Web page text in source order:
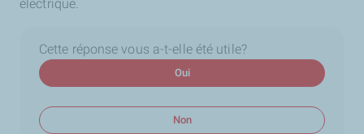
électrique.
Cette réponse vous a-t-elle été utile?
Oui
Non